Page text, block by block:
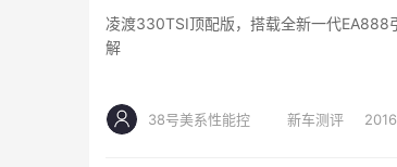
凌渡330TSI顶配版，搭载全新一代EA888
解
38号美系性能控 新车测评